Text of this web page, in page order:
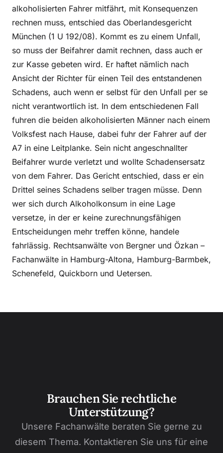
alkoholisierten Fahrer mitfährt, mit Konsequenzen
rechnen muss, entschied das Oberlandesgericht
München (1 U 192/08). Kommt es zu einem Unfall,
so muss der Beifahrer damit rechnen, dass auch er
zur Kasse gebeten wird. Er haftet nämlich nach
Ansicht der Richter für einen Teil des entstandenen
Schadens, auch wenn er selbst für den Unfall per se
nicht verantwortlich ist. In dem entschiedenen Fall
fuhren die beiden alkoholisierten Männer nach einem
Volksfest nach Hause, dabei fuhr der Fahrer auf der
A7 in eine Leitplanke. Sein nicht angeschnallter
Beifahrer wurde verletzt und wollte Schadensersatz
von dem Fahrer. Das Gericht entschied, dass er ein
Drittel seines Schadens selber tragen müsse. Denn
wer sich durch Alkoholkonsum in eine Lage
versetze, in der er keine zurechnungsfähigen
Entscheidungen mehr treffen könne, handele
fahrlässig. Rechtsanwälte von Bergner und Özkan –
Fachanwälte in Hamburg-Altona, Hamburg-Barmbek,
Schenefeld, Quickborn und Uetersen.
Brauchen Sie rechtliche
Unterstützung?
Unsere Fachanwälte beraten Sie gerne zu
diesem Thema. Kontaktieren Sie uns für eine